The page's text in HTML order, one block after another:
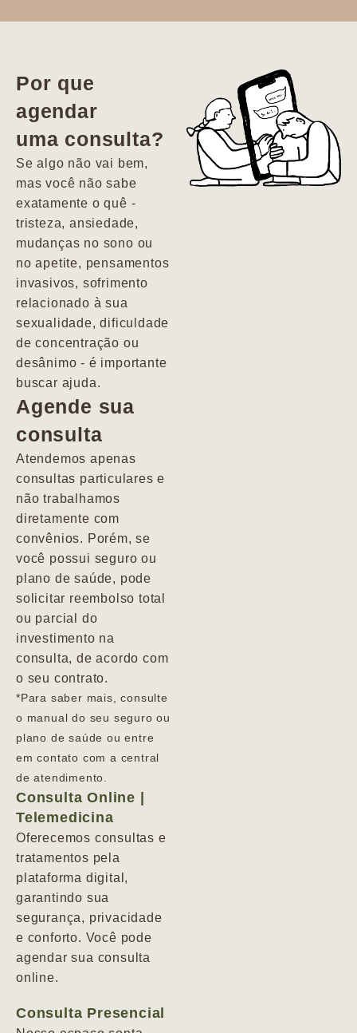
vida. Ela me
encontrou num
estado misto de
depressão e
agitação com
pensamentos
Por que
agendar
uma consulta?
Se algo não vai bem,
mas você não sabe
exatamente o quê -
tristeza, ansiedade,
mudanças no sono ou
no apetite, pensamentos
invasivos, sofrimento
relacionado à sua
sexualidade, dificuldade
de concentração ou
desânimo - é importante
buscar ajuda.
Agende sua
consulta
Atendemos apenas
consultas particulares e
não trabalhamos
diretamente com
convênios. Porém, se
você possui seguro ou
plano de saúde, pode
solicitar reembolso total
ou parcial do
investimento na
consulta, de acordo com
o seu contrato.
*Para saber mais, consulte
o manual do seu seguro ou
plano de saúde ou entre
em contato com a central
de atendimento.
Consulta Online |
Telemedicina
Oferecemos consultas e
tratamentos pela
plataforma digital,
garantindo sua
segurança, privacidade
e conforto. Você pode
agendar sua consulta
online.
Consulta Presencial